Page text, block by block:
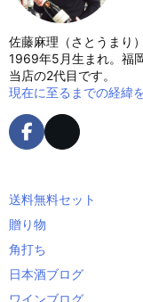
佐藤麻理（さとうまり）
1969年5月生まれ。福
当店の2代目です。
現在に至るまでの経緯
送料無料セット
贈り物
角打ち
日本酒ブログ
ワインブログ